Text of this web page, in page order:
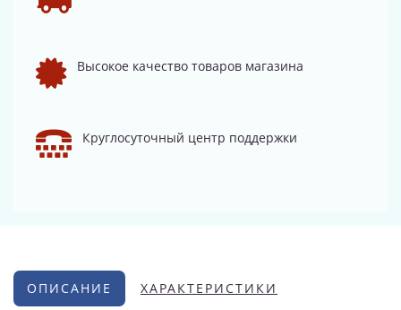
Высокое качество товаров магазина
Круглосуточный центр поддержки
ОПИСАНИЕ ХАРАКТЕРИСТИКИ